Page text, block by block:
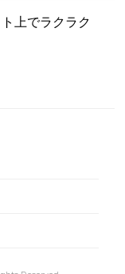
上でラクラク